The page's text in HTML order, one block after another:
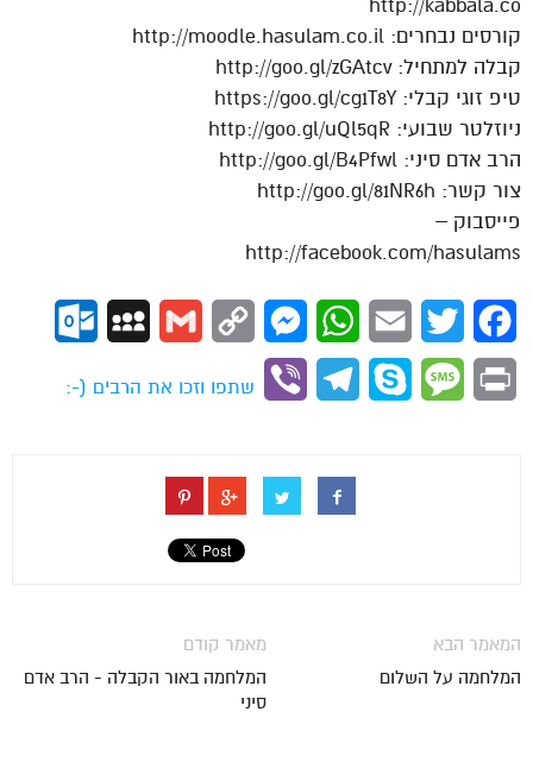
http://kabbala.co
קורסים נבחרים: http://moodle.hasulam.co.il
קבלה למתחיל: http://goo.gl/zGAtcv
טיפ זוגי קבלי: https://goo.gl/cg1T8Y
ניוזלטר שבועי: http://goo.gl/uQl5qR
הרב אדם סיני: http://goo.gl/B4Pfwl
צור קשר: http://goo.gl/81NR6h
פייסבוק –
http://facebook.com/hasulams
Facebook
Twitter
Email
WhatsApp
Messenger
Copy
Gmail
MySpace
Print
Message
Skype
Telegram
Viber
שתפו וזכו את הרבים (-:
מאמר קודם
המלחמה באור הקבלה - הרב אדם
סיני
המאמר הבא
המלחמה על השלום